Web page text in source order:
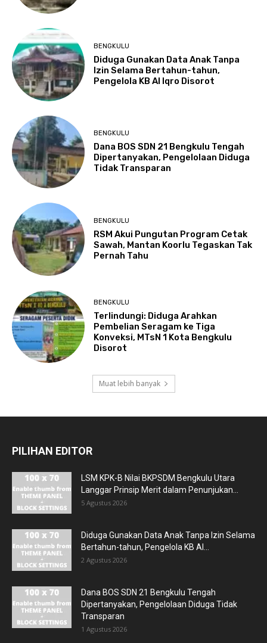
BENGKULU
Diduga Gunakan Data Anak Tanpa
Izin Selama Bertahun-tahun,
Pengelola KB Al Iqro Disorot
BENGKULU
Dana BOS SDN 21 Bengkulu Tengah
Dipertanyakan, Pengelolaan Diduga
Tidak Transparan
BENGKULU
RSM Akui Pungutan Program Cetak
Sawah, Mantan Koorlu Tegaskan Tak
Pernah Tahu
BENGKULU
Terlindungi: Diduga Arahkan
Pembelian Seragam ke Tiga
Konveksi, MTsN 1 Kota Bengkulu
Disorot
Muat lebih banyak
PILIHAN EDITOR
LSM KPK-B Nilai BKPSDM Bengkulu Utara
Langgar Prinsip Merit dalam Penunjukan...
5 Agustus 2026
Diduga Gunakan Data Anak Tanpa Izin Selama
Bertahun-tahun, Pengelola KB Al...
2 Agustus 2026
Dana BOS SDN 21 Bengkulu Tengah
Dipertanyakan, Pengelolaan Diduga Tidak
Transparan
1 Agustus 2026